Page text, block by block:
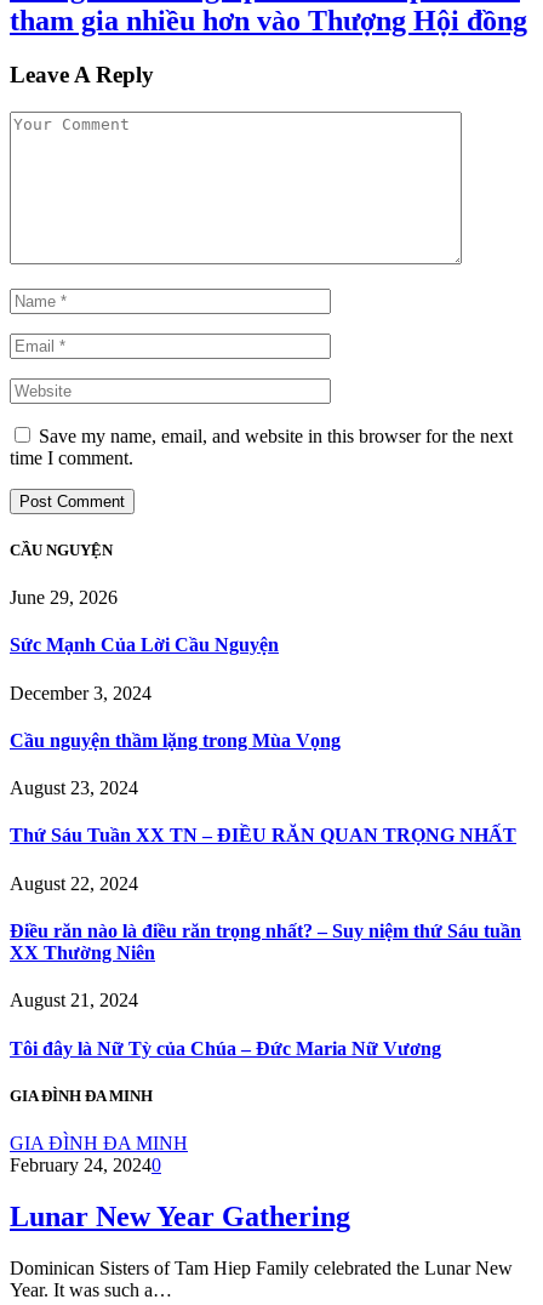
tham gia nhiều hơn vào Thượng Hội đồng
Leave A Reply
Save my name, email, and website in this browser for the next
time I comment.
CẦU NGUYỆN
June 29, 2026
Sức Mạnh Của Lời Cầu Nguyện
December 3, 2024
Cầu nguyện thầm lặng trong Mùa Vọng
August 23, 2024
Thứ Sáu Tuần XX TN – ĐIỀU RĂN QUAN TRỌNG NHẤT
August 22, 2024
Điều răn nào là điều răn trọng nhất? – Suy niệm thứ Sáu tuần
XX Thường Niên
August 21, 2024
Tôi đây là Nữ Tỳ của Chúa – Đức Maria Nữ Vương
GIA ĐÌNH ĐA MINH
GIA ĐÌNH ĐA MINH
February 24, 20240
Lunar New Year Gathering
Dominican Sisters of Tam Hiep Family celebrated the Lunar New
Year. It was such a…